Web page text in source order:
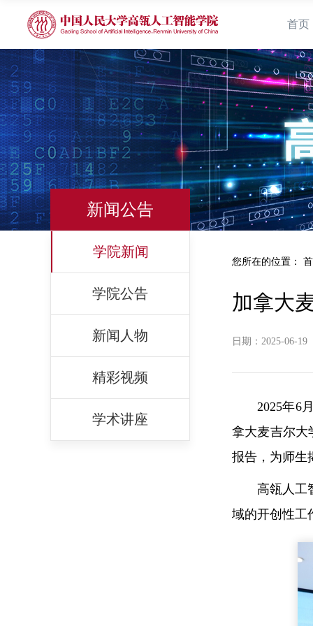
首页
新闻公告
学院新闻
学院公告
新闻人物
精彩视频
学术讲座
您所在的位置：
加拿大
日期：2025-06-19
2025年6
拿大麦吉尔大
报告，为师生
高瓴人工
域的开创性工